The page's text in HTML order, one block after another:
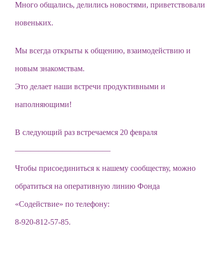
Много общались, делились новостями, приветствовали
новеньких.
Мы всегда открыты к общению, взаимодействию и
новым знакомствам.
Это делает наши встречи продуктивными и
наполняющими!
В следующий раз встречаемся 20 февраля
————————————
Чтобы присоединиться к нашему сообществу, можно
обратиться на оперативную линию Фонда
«Содействие» по телефону:
8-920-812-57-85.